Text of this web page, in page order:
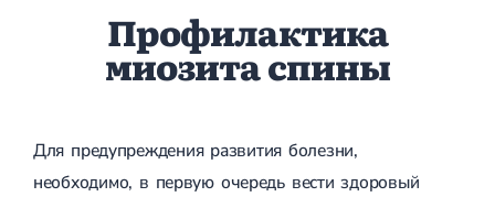
Профилактика
миозита спины
Для предупреждения развития болезни,
необходимо, в первую очередь вести здоровый